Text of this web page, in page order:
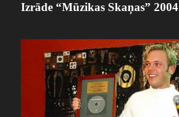
Izrāde “Mūzikas Skaņas” 2004